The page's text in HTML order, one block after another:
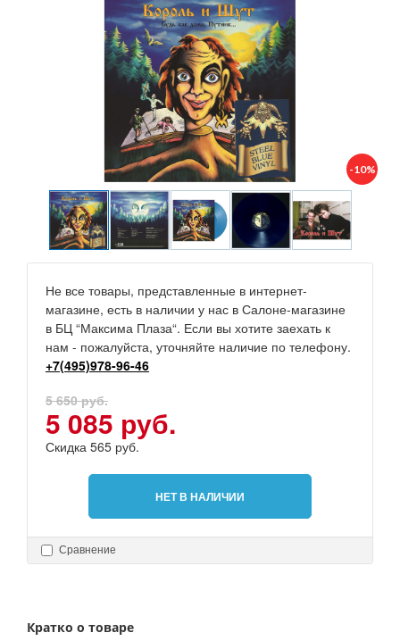
-10%
Не все товары, представленные в интернет-
магазине, есть в наличии у нас в Салоне-магазине
в БЦ “Максима Плаза“. Если вы хотите заехать к
нам - пожалуйста, уточняйте наличие по телефону.
+7(495)978-96-46
5 650 руб.
5 085 руб.
Скидка 565 руб.
НЕТ В НАЛИЧИИ
Сравнение
Кратко о товаре